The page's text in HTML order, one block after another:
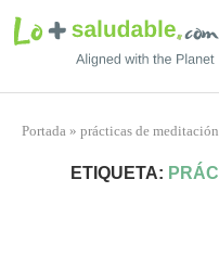
Portada » prácticas de meditación
ETIQUETA: